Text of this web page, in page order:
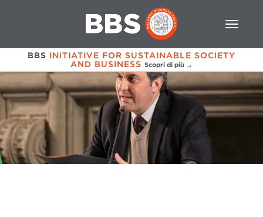
BBS INITIATIVE FOR SUSTAINABLE SOCIETY
AND BUSINESS Scopri di più →